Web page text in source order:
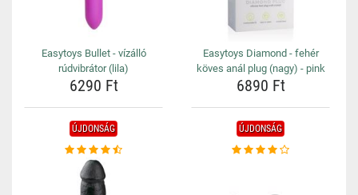
Easytoys Bullet - vízálló
rúdvibrátor (lila)
6290 Ft
Easytoys Diamond - fehér
köves anál plug (nagy) - pink
6890 Ft
ÚJDONSÁG ÚJDONSÁG